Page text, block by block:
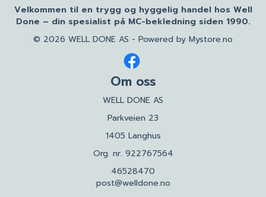
Velkommen til en trygg og hyggelig handel hos Well
Done – din spesialist på MC-bekledning siden 1990.
© 2026 WELL DONE AS - Powered by Mystore.no
Om oss
WELL DONE AS
Parkveien 23
1405 Langhus
Org. nr. 922767564
46528470
post@welldone.no